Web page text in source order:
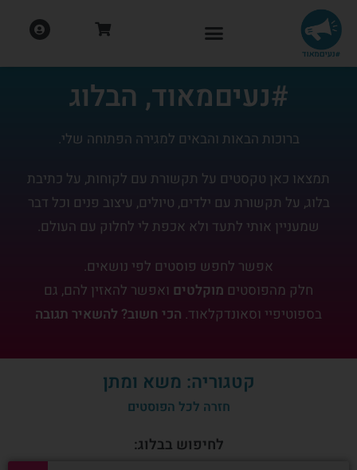
#נעיםמאוד, הבלוג
ברוכות הבאות והבאים למגירה הפתוחה שלי.
תמצאו כאן טקסטים על תקשורת עם לקוחות, על כתיבת
בלוג, על תקשורת עם ילדים, טיולים, עיצוב פנים וכל דבר
שמעניין אותי לתעד ולא אכפת לי לחלוק עם העולם.
אפשר לחפש פוסטים לפי נושאים.
חלק מהפוסטים מוקלטים ואפשר להאזין להם, גם
בספוטיפיי וסאונדקלאוד. הכי חשוב? להשאיר תגובה
קטגוריה: משא ומתן
חזרה לכל הפוסטים
לחיפוש בבלוג: